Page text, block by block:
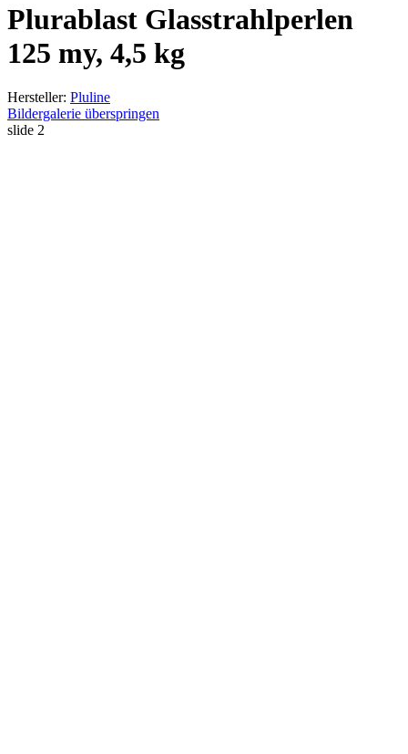
Plurablast Glasstrahlperlen
125 my, 4,5 kg
Hersteller: Pluline
Bildergalerie überspringen
slide 2